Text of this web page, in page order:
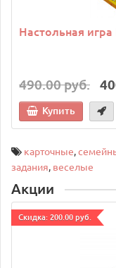
Настольная
490.00 руб.
Купить
карточные,
задания, веселые
Акции
Cкидка: 200.00 руб.